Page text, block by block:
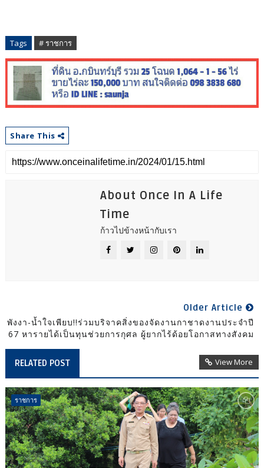
Tags # ราชการ
Share This
About Once In A Life
Time
ก้าวไปข้างหน้ากับเรา
Older Article
พังงา-น้ำใจเพียบ!!ร่วมบริจาคสิ่งของจัดงานกาชาดงานประจำปี
67 หารายได้เป็นทุนช่วยการกุศล ผู้ยากไร้ด้อยโอกาสทางสังคม
RELATED POST View More
ราชการ